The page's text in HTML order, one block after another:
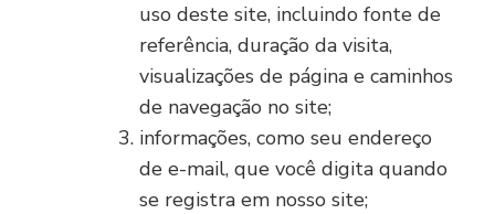
uso deste site, incluindo fonte de
referência, duração da visita,
visualizações de página e caminhos
de navegação no site;
informações, como seu endereço
de e-mail, que você digita quando
se registra em nosso site;